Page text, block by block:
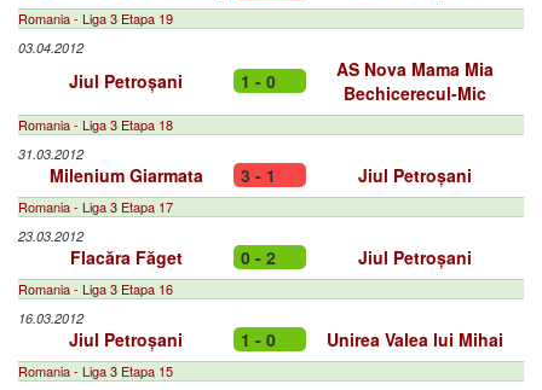
Romania - Liga 3 Etapa 19
03.04.2012
Jiul Petroșani 1 - 0
AS Nova Mama Mia
Bechicerecul-Mic
Romania - Liga 3 Etapa 18
31.03.2012
Milenium Giarmata 3 - 1 Jiul Petroșani
Romania - Liga 3 Etapa 17
23.03.2012
Flacăra Făget 0 - 2 Jiul Petroșani
Romania - Liga 3 Etapa 16
16.03.2012
Jiul Petroșani 1 - 0 Unirea Valea lui Mihai
Romania - Liga 3 Etapa 15